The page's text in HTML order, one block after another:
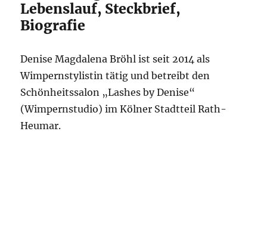
Lebenslauf, Steckbrief,
Biografie
Denise Magdalena Bröhl ist seit 2014 als
Wimpernstylistin tätig und betreibt den
Schönheitssalon „Lashes by Denise“
(Wimpernstudio) im Kölner Stadtteil Rath-
Heumar.